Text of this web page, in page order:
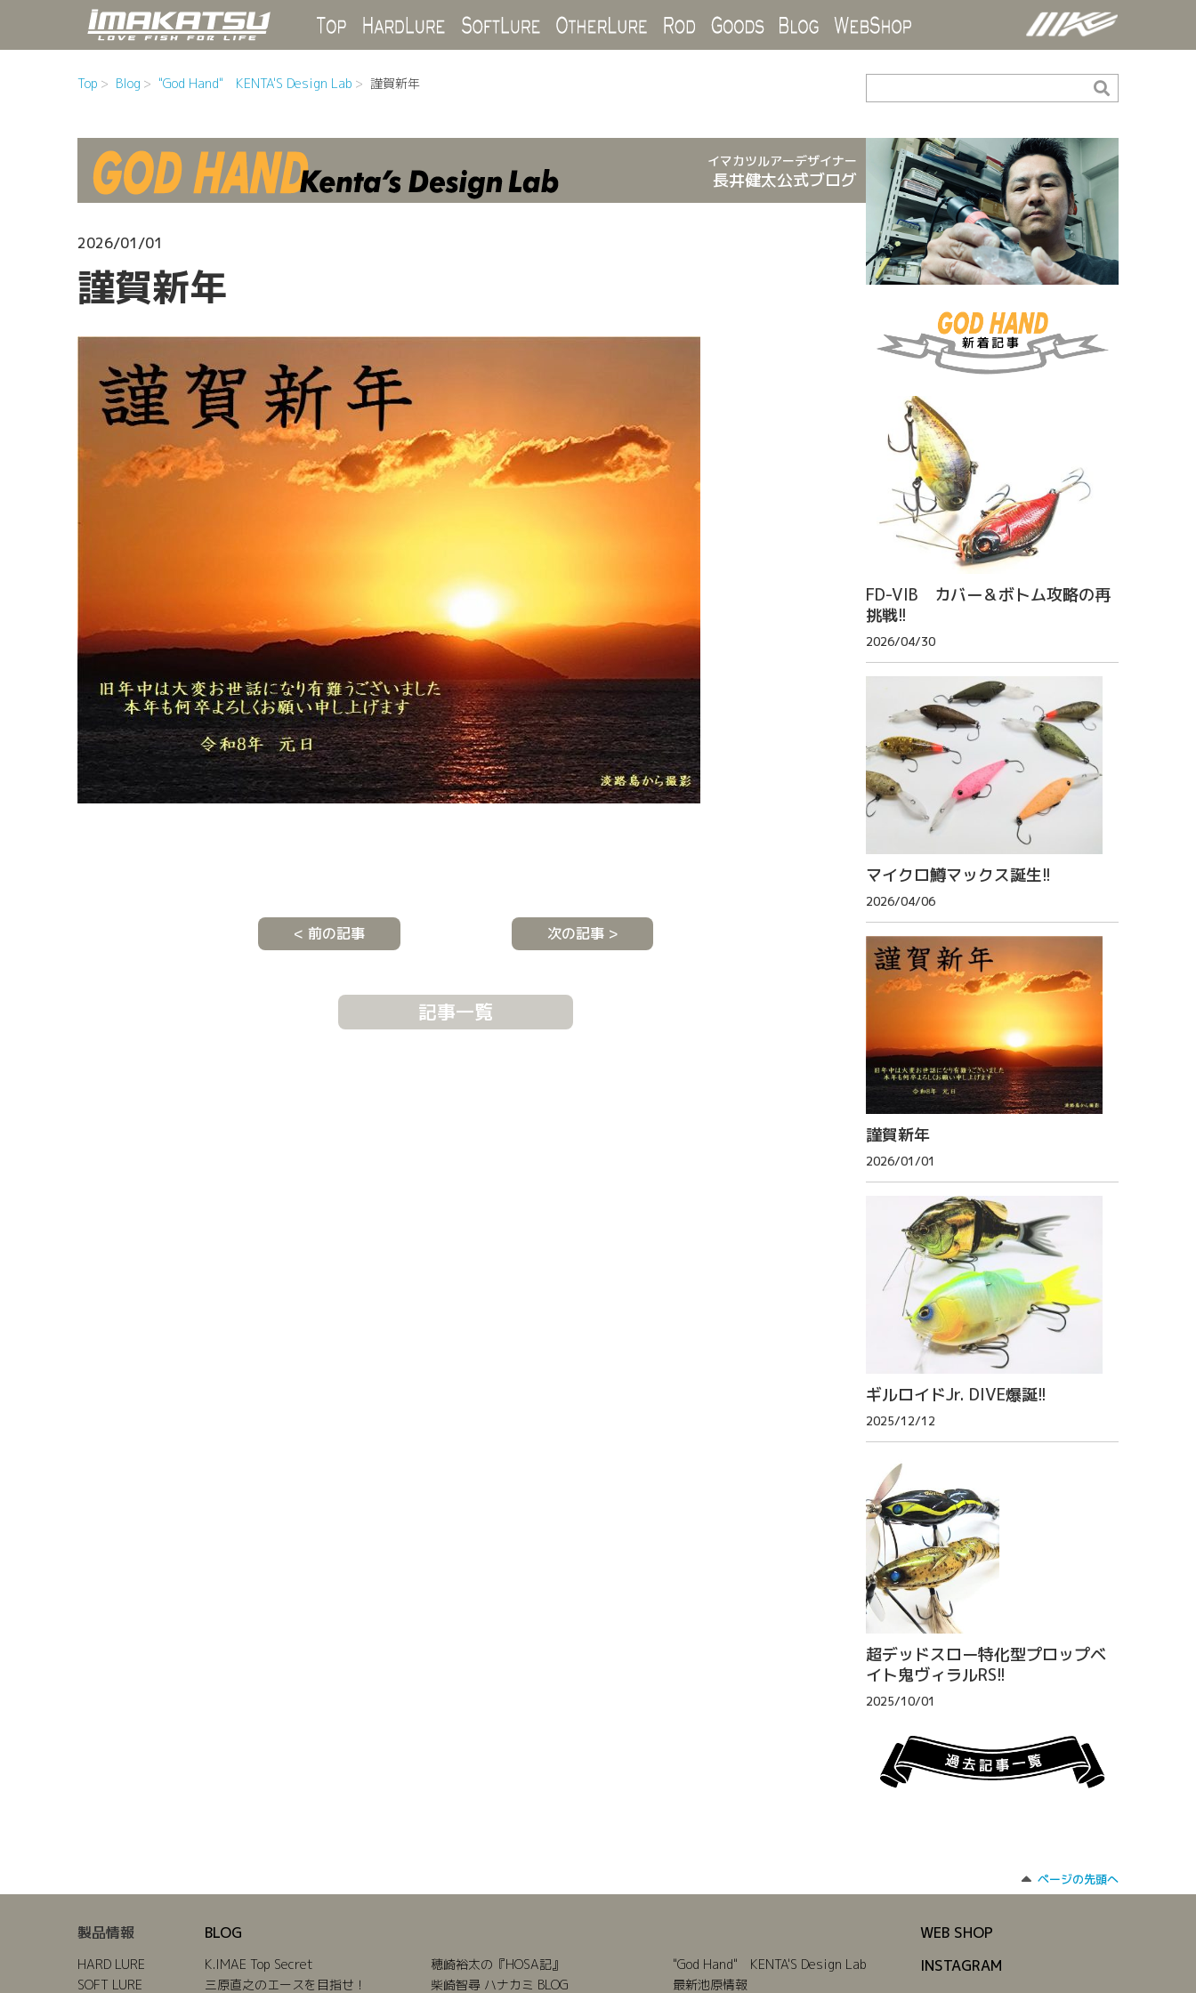
Top Hard Lure Soft Lure Other Lure
Rod Goods Blog
Top Blog "God Hand" KENTA'S Design Lab 謹賀新年
イマカツルアーデザイナー
長井健太公式ブログ
2026/01/01
謹賀新年
< 前の記事 次の記事 >
記事一覧
FD-VIB カバー＆ボトム攻略の再
挑戦!!
2026/04/30
マイクロ鱒マックス誕生!!
2026/04/06
謹賀新年
2026/01/01
ギルロイドJr. DIVE爆誕!!
2025/12/12
超デッドスロー特化型プロップベ
イト鬼ヴィラルRS!!
2025/10/01
ページの先頭へ
製品情報
HARD LURE
SOFT LURE
BLOG
K.IMAE Top Secret
三原直之のエースを目指せ！
穂崎裕太の『HOSA記』
柴崎智尋 ハナカミ BLOG
"God Hand" KENTA'S Design Lab
最新池原情報
WEB SHOP
INSTAGRAM